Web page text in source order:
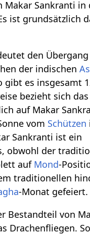
Makar Sankranti in
ist grundsätzlich
den
der indischen
gibt es insgesamt
bezieht sich
auf Makar
vom Schützen
Sankranti ist ein
obwohl der
auf Mond-
traditionellen
-Monat gefeiert.
Bestandteil von
Drachenfliegen.